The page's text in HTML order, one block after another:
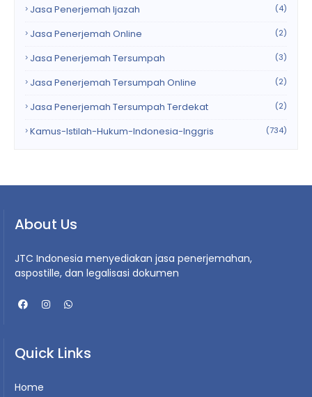
Jasa Penerjemah Ijazah (4)
Jasa Penerjemah Online (2)
Jasa Penerjemah Tersumpah (3)
Jasa Penerjemah Tersumpah Online (2)
Jasa Penerjemah Tersumpah Terdekat (2)
Kamus-Istilah-Hukum-Indonesia-Inggris (734)
About Us
JTC Indonesia menyediakan jasa penerjemahan,
aspostille, dan legalisasi dokumen
Quick Links
Home